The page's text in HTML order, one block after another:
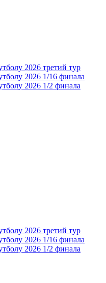
2026 третий тур
2026 1/16 финала
2026 1/2 финала
2026 третий тур
2026 1/16 финала
2026 1/2 финала